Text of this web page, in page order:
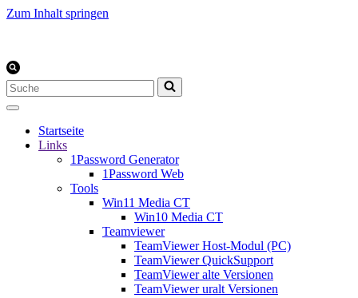
Zum Inhalt springen
Suchen
nach …
Startseite
Links
1Password Generator
1Password Web
Tools
Win11 Media CT
Win10 Media CT
Teamviewer
TeamViewer Host-Modul (PC)
TeamViewer QuickSupport
TeamViewer alte Versionen
TeamViewer uralt Versionen